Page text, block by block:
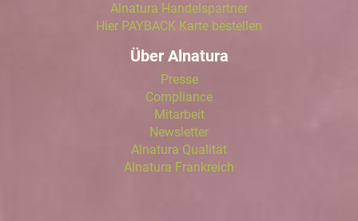
Alnatura Handelspartner
Hier PAYBACK Karte bestellen
Über Alnatura
Presse
Compliance
Mitarbeit
Newsletter
Alnatura Qualität
Alnatura Frankreich